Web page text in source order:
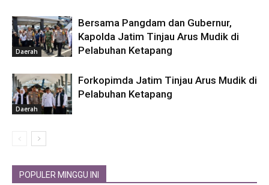
Daerah
Bersama Pangdam dan Gubernur,
Kapolda Jatim Tinjau Arus Mudik di
Pelabuhan Ketapang
Daerah
Forkopimda Jatim Tinjau Arus Mudik di
Pelabuhan Ketapang
POPULER MINGGU INI